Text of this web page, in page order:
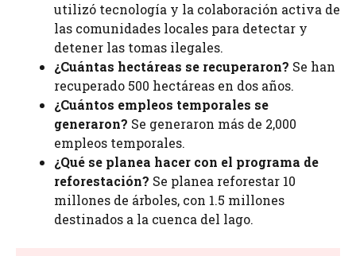
utilizó tecnología y la colaboración activa de
las comunidades locales para detectar y
detener las tomas ilegales.
¿Cuántas hectáreas se recuperaron? Se han
recuperado 500 hectáreas en dos años.
¿Cuántos empleos temporales se
generaron? Se generaron más de 2,000
empleos temporales.
¿Qué se planea hacer con el programa de
reforestación? Se planea reforestar 10
millones de árboles, con 1.5 millones
destinados a la cuenca del lago.